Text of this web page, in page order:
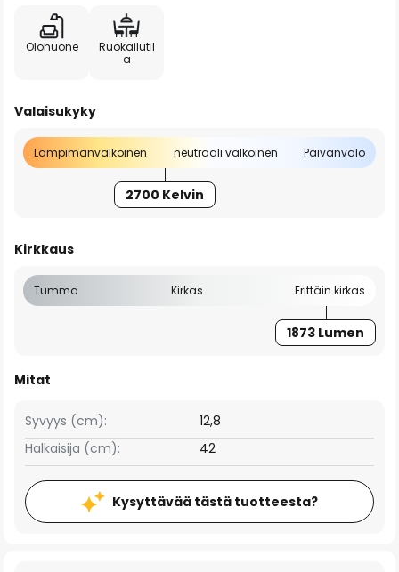
Olohuone
Ruokailutil
a
Valaisukyky
Lämpimänvalkoinen neutraali valkoinen Päivänvalo
2700 Kelvin
Kirkkaus
Tumma Kirkas Erittäin kirkas
1873 Lumen
Mitat
Syvyys (cm):
12,8
Halkaisija (cm):
42
Kysyttävää tästä tuotteesta?